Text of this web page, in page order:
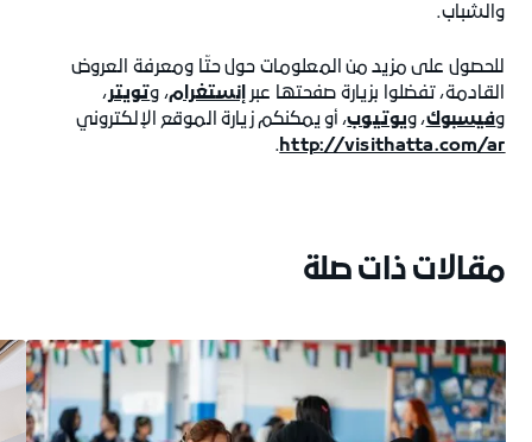
والشباب.
للحصول على مزيد من المعلومات حول حتّا ومعرفة العروض
القادمة، تفضلوا بزيارة صفحتها عبرإنستغرام، وتويتر،
وفيسبوك، ويوتيوب، أو يمكنكم زيارة الموقع الإلكتروني
http://visithatta.com/ar
.
مقالات ذات صلة